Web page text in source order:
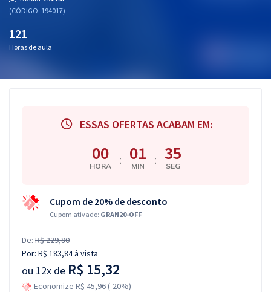
(CÓDIGO: 194017)
121
Horas de aula
ESSAS OFERTAS ACABAM EM:
00
HORA : 01
MIN : 34
SEG
Cupom de 20% de desconto
Cupom ativado: GRAN20-OFF
De: R$ 229,80
Por: R$ 183,84à vista
ou 12x de R$ 15,32
Economize R$ 45,96 (-20%)